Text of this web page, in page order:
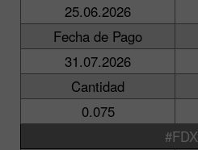
25.06.2026
Fecha de Pago
31.07.2026
Cantidad
0.075
#FDX